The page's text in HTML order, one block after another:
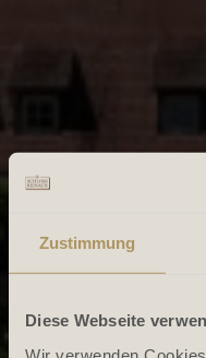
Zustimmung
Diese Webseite